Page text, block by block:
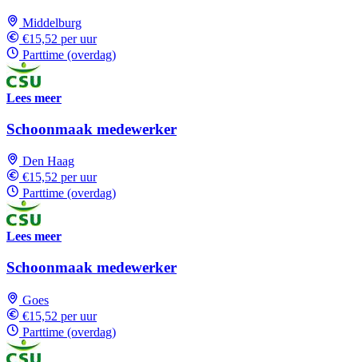
Middelburg
€15,52 per uur
Parttime (overdag)
Lees meer
Schoonmaak medewerker
Den Haag
€15,52 per uur
Parttime (overdag)
Lees meer
Schoonmaak medewerker
Goes
€15,52 per uur
Parttime (overdag)